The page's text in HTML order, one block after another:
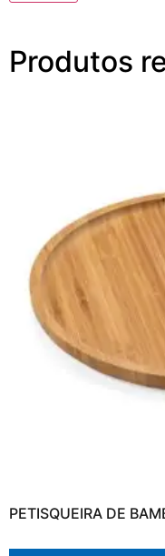
Produtos
PETISQUEIRA DE